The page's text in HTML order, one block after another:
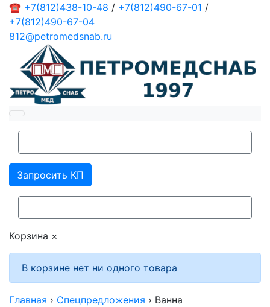
☎ +7(812)438-10-48 / +7(812)490-67-01 /
+7(812)490-67-04
812@petromedsnab.ru
Запросить КП
Корзина ×
В корзине нет ни одного товара
Главная › Спецпредложения › Ванна